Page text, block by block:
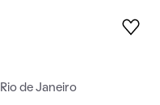
de Janeiro